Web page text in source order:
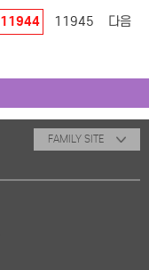
11944 11945
다음
FAMILY SITE